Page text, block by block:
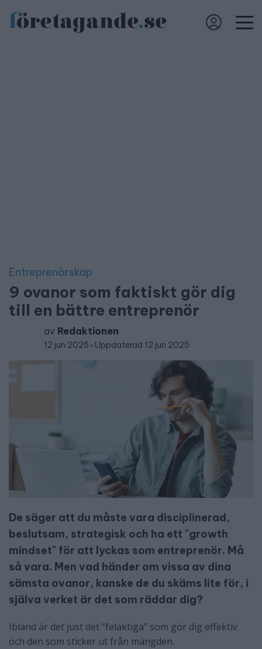
Entreprenörskap
9 ovanor som faktiskt gör dig
till en bättre entreprenör
av Redaktionen
12 jun 2025 Uppdaterad 12 jun 2025
De säger att du måste vara disciplinerad,
beslutsam, strategisk och ha ett "growth
mindset" för att lyckas som entreprenör. Må
så vara. Men vad händer om vissa av dina
sämsta ovanor, kanske de du skäms lite för, i
själva verket är det som räddar dig?
Ibland är det just det ”felaktiga” som gör dig effektiv
och den som sticker ut från mängden.